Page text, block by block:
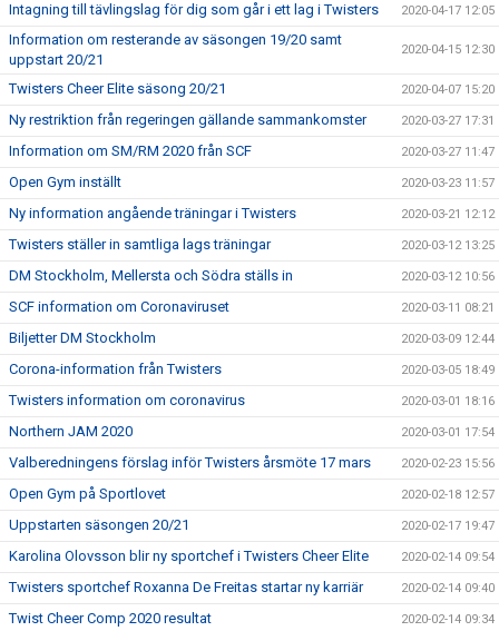
Intagning till tävlingslag för dig som går i ett lag i Twisters 2020-04-17 12:05
Information om resterande av säsongen 19/20 samt
uppstart 20/21
2020-04-15 12:30
Twisters Cheer Elite säsong 20/21 2020-04-07 15:20
Ny restriktion från regeringen gällande sammankomster 2020-03-27 17:31
Information om SM/RM 2020 från SCF 2020-03-27 11:47
Open Gym inställt 2020-03-23 11:57
Ny information angående träningar i Twisters 2020-03-21 12:12
Twisters ställer in samtliga lags träningar 2020-03-12 13:25
DM Stockholm, Mellersta och Södra ställs in 2020-03-12 10:56
SCF information om Coronaviruset 2020-03-11 08:21
Biljetter DM Stockholm 2020-03-09 12:44
Corona-information från Twisters 2020-03-05 18:49
Twisters information om coronavirus 2020-03-01 18:16
Northern JAM 2020 2020-03-01 17:54
Valberedningens förslag inför Twisters årsmöte 17 mars 2020-02-23 15:56
Open Gym på Sportlovet 2020-02-18 12:57
Uppstarten säsongen 20/21 2020-02-17 19:47
Karolina Olovsson blir ny sportchef i Twisters Cheer Elite 2020-02-14 09:54
Twisters sportchef Roxanna De Freitas startar ny karriär 2020-02-14 09:40
Twist Cheer Comp 2020 resultat 2020-02-14 09:34